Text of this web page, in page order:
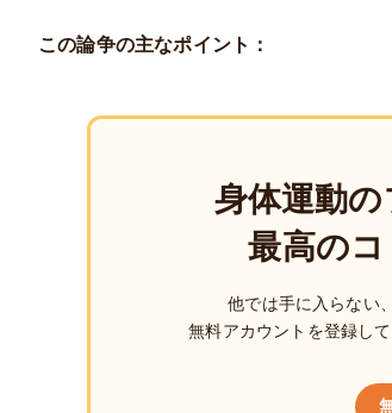
この論争の主なポイント：
身体運動
最高の
他では手に入らない
無料アカウントを登録し